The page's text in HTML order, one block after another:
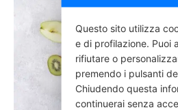
Questo sito utilizza
e di profilazione. Puoi
rifiutare o
premendo i pulsanti
Chiudendo questa
continuerai senza